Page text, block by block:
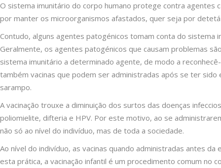
O sistema imunitário do corpo humano protege contra agentes
por manter os microorganismos afastados, quer seja por
Contudo, alguns agentes patogénicos tomam conta do
Geralmente, os agentes patogénicos que causam problemas
sistema imunitário a determinado agente, de modo a
também vacinas que podem ser administradas após se ter
sarampo.
A vacinação trouxe a diminuição dos surtos das doenças
poliomielite, difteria e HPV. Por este motivo, ao se
não só ao nível do indivíduo, mas de toda a sociedade.
Ao nível do indivíduo, as vacinas quando administradas antes
esta prática, a vacinação infantil é um procedimento comum no